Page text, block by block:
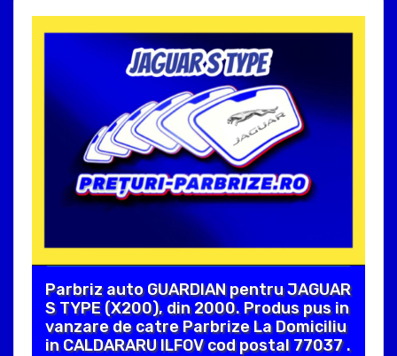
Parbriz auto GUARDIAN pentru JAGUAR
S TYPE (X200), din 2000. Produs pus in
vanzare de catre Parbrize La Domiciliu
in CALDARARU ILFOV cod postal 77037 .